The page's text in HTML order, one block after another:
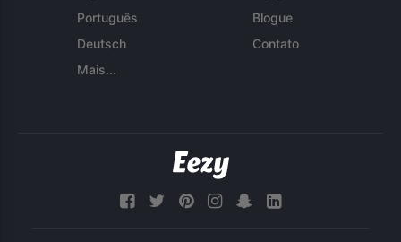
Português
Deutsch
Mais...
Blogue
Contato